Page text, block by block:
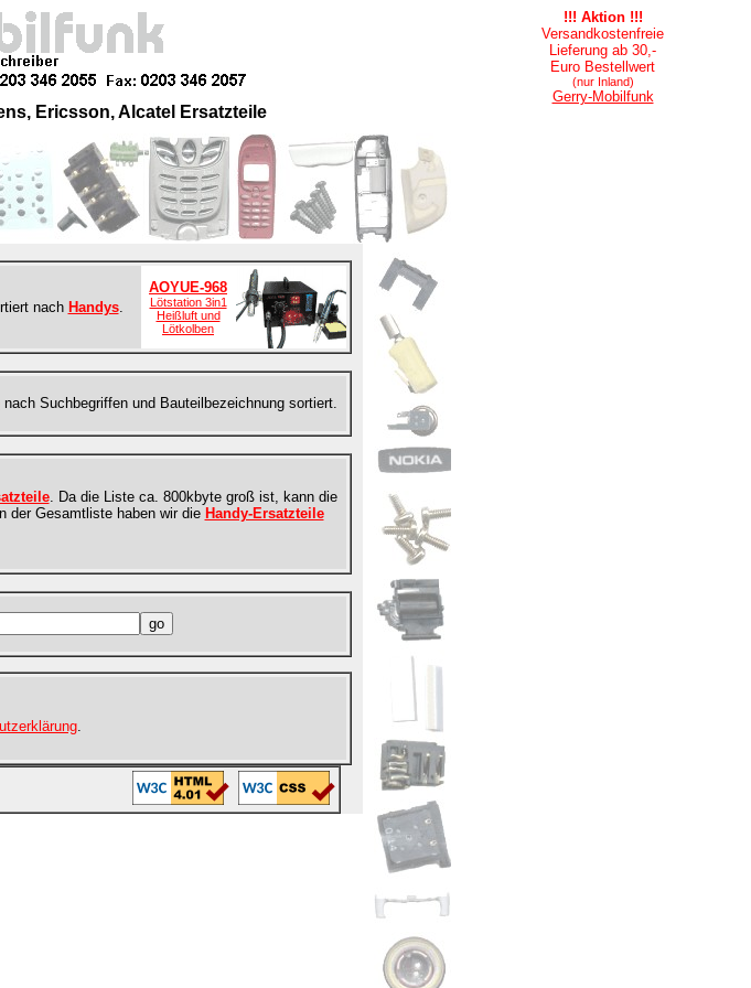
Ericsson, Alcatel Ersatzteile
!!! Aktion !!!
Versandkostenfreie
Lieferung ab 30,-
Euro Bestellwert
(nur Inland)
Gerry-Mobilfunk
nach Handys.
AOYUE-968
Lötstation 3in1
Heißluft und
Lötkolben
nach Suchbegriffen und Bauteilbezeichnung sortiert.
. Da die Liste ca. 800kbyte groß ist, kann die
der Gesamtliste haben wir die Handy-Ersatzteile
.